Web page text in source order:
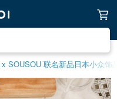
SOUSOU 联名新品日本小众饰